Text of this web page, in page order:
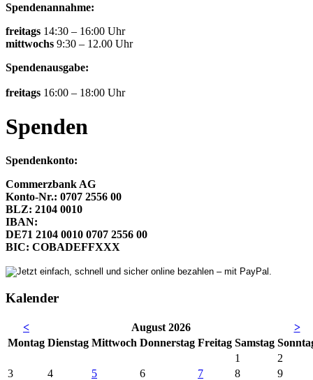
Spendenannahme:
freitags 14:30 – 16:00 Uhr
mittwochs 9:30 – 12.00 Uhr
Spendenausgabe:
freitags 16:00 – 18:00 Uhr
Spenden
Spendenkonto:
Commerzbank AG
Konto-Nr.: 0707 2556 00
BLZ: 2104 0010
IBAN:
DE71 2104 0010 0707 2556 00
BIC: COBADEFFXXX
Kalender
< August 2026
>
Montag Dienstag Mittwoch Donnerstag Freitag Samstag So
1
2
3
4 5 6 7 8
9